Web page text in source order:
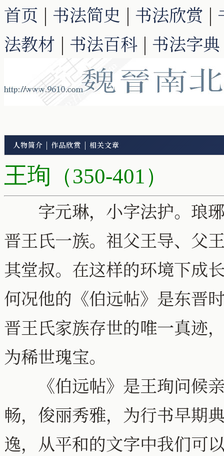
首页 | 书法简史 | 书法欣赏 |
法教材 | 书法百科 | 书法字典
人物简介 | 作品欣赏 | 相关文章
王珣 （350-401）
字元琳，小字法护。琅琊
晋王氏一族。祖父王导、
其堂叔。在这样的环境下成
何况他的《伯远帖》是东晋
晋王氏家族存世的唯一真迹
为稀世瑰宝。
《伯远帖》是王珣问候亲
畅，俊丽秀雅，为行书早期
逸，从平和的文字中我们